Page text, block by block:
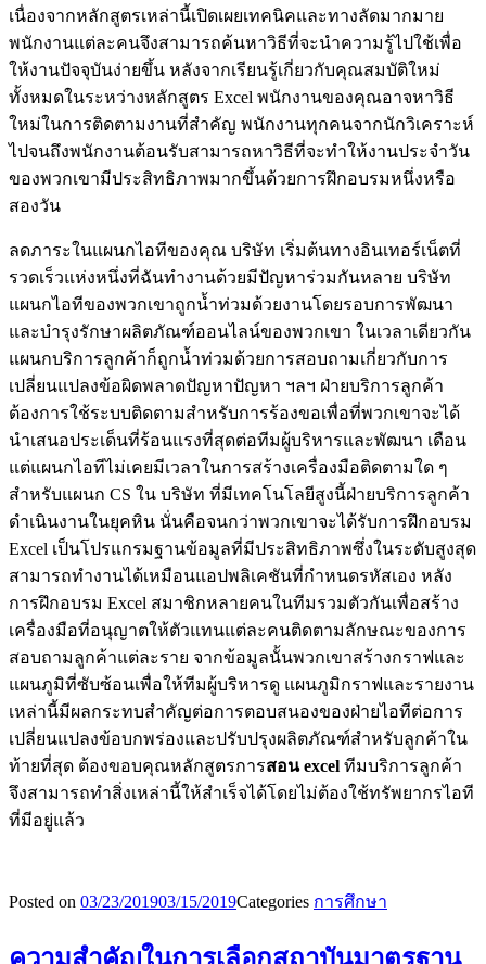
เนื่องจากหลักสูตรเหล่านี้เปิดเผยเทคนิคและทางลัดมากมาย
พนักงานแต่ละคนจึงสามารถค้นหาวิธีที่จะนำความรู้ไปใช้เพื่อ
ให้งานปัจจุบันง่ายขึ้น หลังจากเรียนรู้เกี่ยวกับคุณสมบัติใหม่
ทั้งหมดในระหว่างหลักสูตร Excel พนักงานของคุณอาจหาวิธี
ใหม่ในการติดตามงานที่สำคัญ พนักงานทุกคนจากนักวิเคราะห์
ไปจนถึงพนักงานต้อนรับสามารถหาวิธีที่จะทำให้งานประจำวัน
ของพวกเขามีประสิทธิภาพมากขึ้นด้วยการฝึกอบรมหนึ่งหรือ
สองวัน
ลดภาระในแผนกไอทีของคุณ บริษัท เริ่มต้นทางอินเทอร์เน็ตที่
รวดเร็วแห่งหนึ่งที่ฉันทำงานด้วยมีปัญหาร่วมกันหลาย บริษัท
แผนกไอทีของพวกเขาถูกน้ำท่วมด้วยงานโดยรอบการพัฒนา
และบำรุงรักษาผลิตภัณฑ์ออนไลน์ของพวกเขา ในเวลาเดียวกัน
แผนกบริการลูกค้าก็ถูกน้ำท่วมด้วยการสอบถามเกี่ยวกับการ
เปลี่ยนแปลงข้อผิดพลาดปัญหาปัญหา ฯลฯ ฝ่ายบริการลูกค้า
ต้องการใช้ระบบติดตามสำหรับการร้องขอเพื่อที่พวกเขาจะได้
นำเสนอประเด็นที่ร้อนแรงที่สุดต่อทีมผู้บริหารและพัฒนา เดือน
แต่แผนกไอทีไม่เคยมีเวลาในการสร้างเครื่องมือติดตามใด ๆ
สำหรับแผนก CS ใน บริษัท ที่มีเทคโนโลยีสูงนี้ฝ่ายบริการลูกค้า
ดำเนินงานในยุคหิน นั่นคือจนกว่าพวกเขาจะได้รับการฝึกอบรม
Excel เป็นโปรแกรมฐานข้อมูลที่มีประสิทธิภาพซึ่งในระดับสูงสุด
สามารถทำงานได้เหมือนแอปพลิเคชันที่กำหนดรหัสเอง หลัง
การฝึกอบรม Excel สมาชิกหลายคนในทีมรวมตัวกันเพื่อสร้าง
เครื่องมือที่อนุญาตให้ตัวแทนแต่ละคนติดตามลักษณะของการ
สอบถามลูกค้าแต่ละราย จากข้อมูลนั้นพวกเขาสร้างกราฟและ
แผนภูมิที่ซับซ้อนเพื่อให้ทีมผู้บริหารดู แผนภูมิกราฟและรายงาน
เหล่านี้มีผลกระทบสำคัญต่อการตอบสนองของฝ่ายไอทีต่อการ
เปลี่ยนแปลงข้อบกพร่องและปรับปรุงผลิตภัณฑ์สำหรับลูกค้าใน
ท้ายที่สุด ต้องขอบคุณหลักสูตรการสอนexcel ทีมบริการลูกค้า
จึงสามารถทำสิ่งเหล่านี้ให้สำเร็จได้โดยไม่ต้องใช้ทรัพยากรไอที
ที่มีอยู่แล้ว
Posted on 03/23/201903/15/2019Categories การศึกษา